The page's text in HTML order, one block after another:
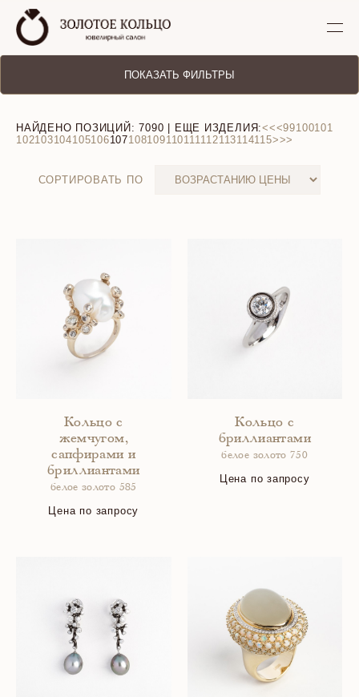
ПОКАЗАТЬ ФИЛЬТРЫ
НАЙДЕНО ПОЗИЦИЙ:7090 | ЕЩЕ ИЗДЕЛИЯ:<<<99100101
102103104105106107108109110111112113114115>>>
СОРТИРОВАТЬ ПО
Кольцо с
жемчугом,
сапфирами и
бриллиантами
белое золото 585
Цена по запросу
Кольцо с
бриллиантами
белое золото 750
Цена по запросу